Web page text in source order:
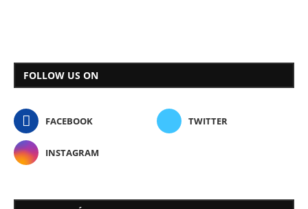
FOLLOW US ON
FACEBOOK TWITTER
INSTAGRAM